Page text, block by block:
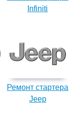
Infiniti
Ремонт стартера
Jeep